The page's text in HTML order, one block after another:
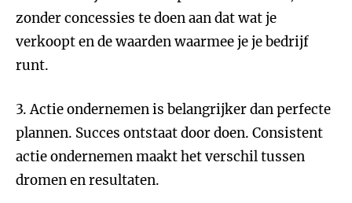
zonder concessies te doen aan dat wat je
verkoopt en de waarden waarmee je je bedrijf
runt.
3. Actie ondernemen is belangrijker dan perfecte
plannen. Succes ontstaat door doen. Consistent
actie ondernemen maakt het verschil tussen
dromen en resultaten.